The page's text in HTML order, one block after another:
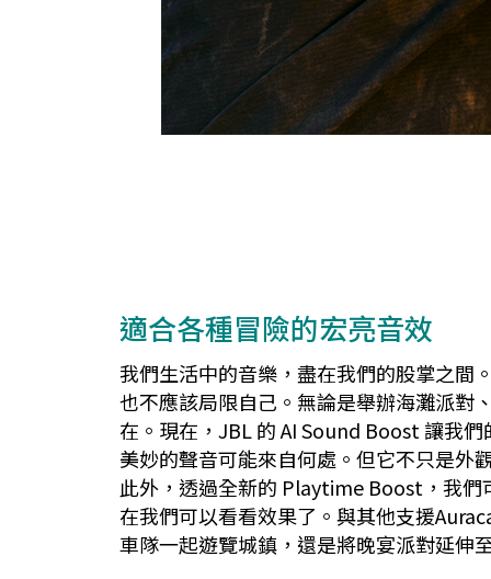
適合各種冒險的宏亮音效
我們生活中的音樂，盡在我們的股掌之間
也不應該局限自己。無論是舉辦海灘派對
在。現在，JBL 的 AI Sound Boost 讓我
美妙的聲音可能來自何處。但它不只是外
此外，透過全新的 Playtime Boost，我們
在我們可以看看效果了。與其他支援
車隊一起遊覽城鎮，還是將晚宴派對延